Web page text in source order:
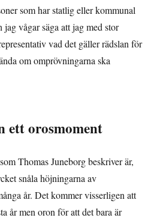
som har statlig eller kommunal
jag vågar säga att jag med stor
vad det gäller rädslan för
om omprövningarna ska
ett orosmoment
Thomas Juneborg beskriver är,
snåla höjningarna av
år. Det kommer visserligen att
år men oron för att det bara är